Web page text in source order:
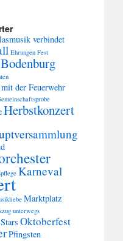
verbindet
Ehrungen Fest
der Feuerwehr
Herbstkonzert
Karneval
Marktplatz
unterwegs
Oktoberfest
Pfingsten